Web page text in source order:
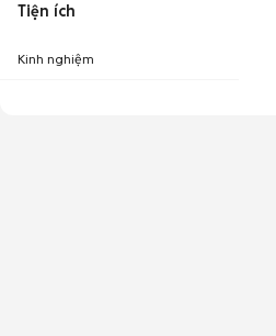
Tiện ích
Kinh nghiệm